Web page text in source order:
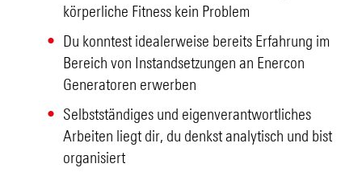
körperliche Fitness kein Problem
Du konntest idealerweise bereits Erfahrung im
Bereich von Instandsetzungen an Enercon
Generatoren erwerben
Selbstständiges und eigenverantwortliches
Arbeiten liegt dir, du denkst analytisch und bist
organisiert